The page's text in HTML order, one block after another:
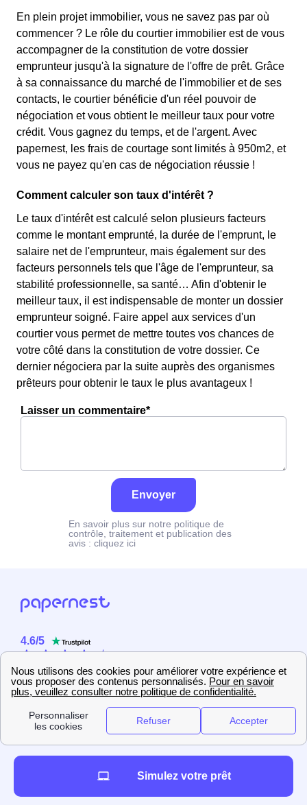
En plein projet immobilier, vous ne savez pas par où
commencer ? Le rôle du courtier immobilier est de vous
accompagner de la constitution de votre dossier
emprunteur jusqu'à la signature de l'offre de prêt. Grâce
à sa connaissance du marché de l'immobilier et de ses
contacts, le courtier bénéficie d'un réel pouvoir de
négociation et vous obtient le meilleur taux pour votre
crédit. Vous gagnez du temps, et de l'argent. Avec
papernest, les frais de courtage sont limités à 950m2, et
vous ne payez qu'en cas de négociation réussie !
Comment calculer son taux d'intérêt ?
Le taux d'intérêt est calculé selon plusieurs facteurs
comme le montant emprunté, la durée de l'emprunt, le
salaire net de l'emprunteur, mais également sur des
facteurs personnels tels que l'âge de l'emprunteur, sa
stabilité professionnelle, sa santé… Afin d'obtenir le
meilleur taux, il est indispensable de monter un dossier
emprunteur soigné. Faire appel aux services d'un
courtier vous permet de mettre toutes vos chances de
votre côté dans la constitution de votre dossier. Ce
dernier négociera par la suite auprès des organismes
prêteurs pour obtenir le taux le plus avantageux !
Laisser un commentaire*
Envoyer
En savoir plus sur notre politique de
contrôle, traitement et publication des
avis : cliquez ici
4.6/5
2358 utilisateurs
Simulez votre prêt